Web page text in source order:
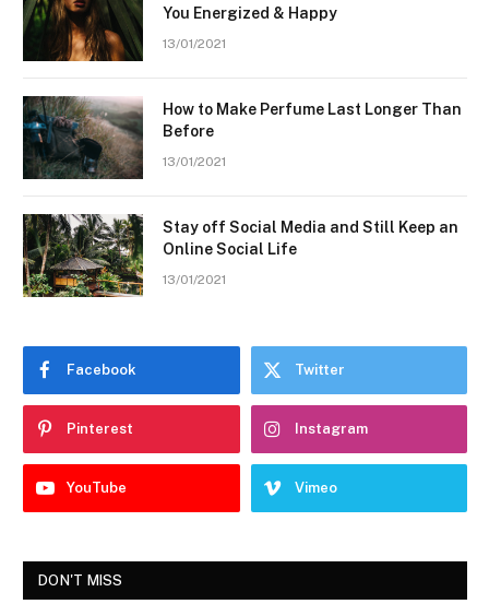
You Energized & Happy
13/01/2021
How to Make Perfume Last Longer Than
Before
13/01/2021
Stay off Social Media and Still Keep an
Online Social Life
13/01/2021
Facebook Twitter
Pinterest Instagram
YouTube Vimeo
DON'T MISS